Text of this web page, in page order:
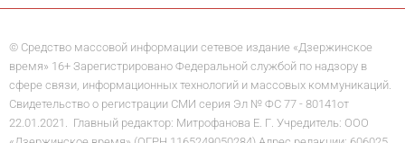
© Средство массовой информации сетевое издание «Дзержинское
время» 16+ Зарегистрировано Федеральной службой по надзору в
сфере связи, информационных технологий и массовых коммуникаций.
Свидетельство о регистрации СМИ серия Эл № ФС 77 - 80141от
22.01.2021. Главный редактор: Митрофанова Е. Г. Учредитель: ООО